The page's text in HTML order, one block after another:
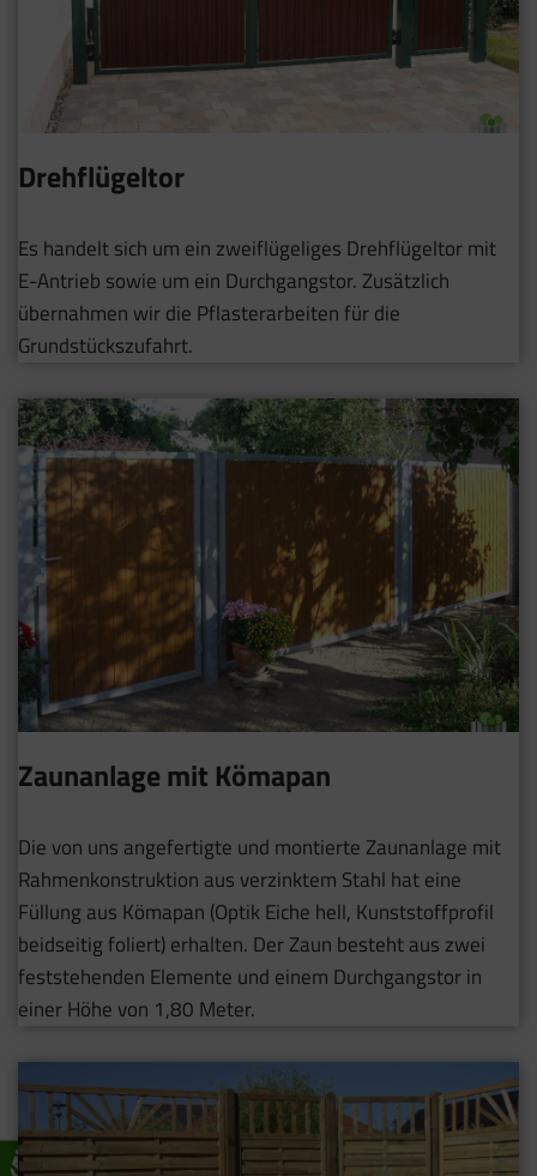
Drehflügeltor
Es handelt sich um ein zweiflügeliges Drehflügeltor mit
E-Antrieb sowie um ein Durchgangstor. Zusätzlich
übernahmen wir die Pflasterarbeiten für die
Grundstückszufahrt.
Zaunanlage mit Kömapan
Die von uns angefertigte und montierte Zaunanlage mit
Rahmenkonstruktion aus verzinktem Stahl hat eine
Füllung aus Kömapan (Optik Eiche hell, Kunststoffprofil
beidseitig foliert) erhalten. Der Zaun besteht aus zwei
feststehenden Elemente und einem Durchgangstor in
einer Höhe von 1,80 Meter.